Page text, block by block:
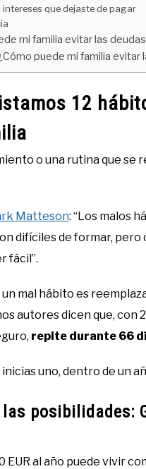
que dejaste de pagar
mi familia evitar las
puede mi familia evitar
12
o una rutina que se
Matteson: “Los malos
difíciles de formar, pero
fácil”.
mal hábito es
autores dicen que, con
repite durante 66
uno, dentro de un
posibilidades:
EUR al año puede vivir